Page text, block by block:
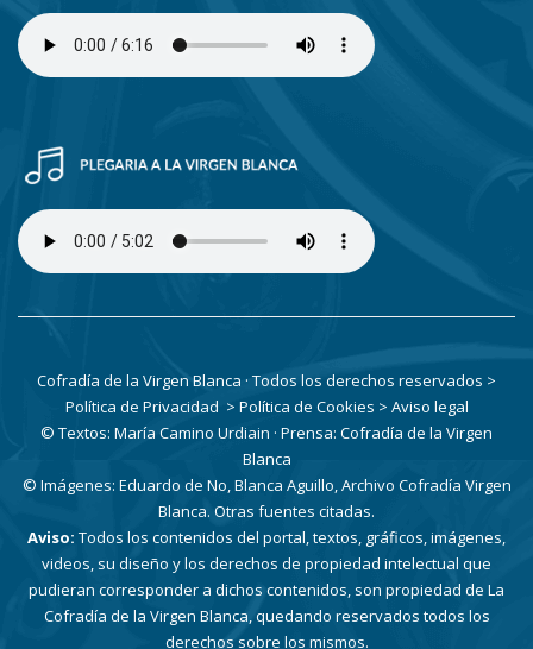
Cofradía de la Virgen Blanca · Todos los derechos reservados >
Política de Privacidad > Política de Cookies > Aviso legal
© Textos: María Camino Urdiain · Prensa: Cofradía de la Virgen
Blanca
© Imágenes: Eduardo de No, Blanca Aguillo, Archivo Cofradía Virgen
Blanca. Otras fuentes citadas.
Aviso: Todos los contenidos del portal, textos, gráficos, imágenes,
videos, su diseño y los derechos de propiedad intelectual que
pudieran corresponder a dichos contenidos, son propiedad de La
Cofradía de la Virgen Blanca, quedando reservados todos los
derechos sobre los mismos.